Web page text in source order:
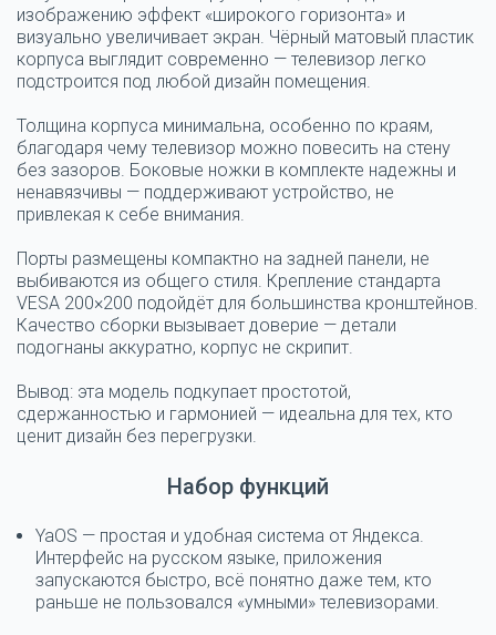
изображению эффект «широкого горизонта» и
визуально увеличивает экран. Чёрный матовый пластик
корпуса выглядит современно — телевизор легко
подстроится под любой дизайн помещения.
Толщина корпуса минимальна, особенно по краям,
благодаря чему телевизор можно повесить на стену
без зазоров. Боковые ножки в комплекте надежны и
ненавязчивы — поддерживают устройство, не
привлекая к себе внимания.
Порты размещены компактно на задней панели, не
выбиваются из общего стиля. Крепление стандарта
VESA 200×200 подойдёт для большинства кронштейнов.
Качество сборки вызывает доверие — детали
подогнаны аккуратно, корпус не скрипит.
Вывод: эта модель подкупает простотой,
сдержанностью и гармонией — идеальна для тех, кто
ценит дизайн без перегрузки.
Набор функций
YaOS — простая и удобная система от Яндекса.
Интерфейс на русском языке, приложения
запускаются быстро, всё понятно даже тем, кто
раньше не пользовался «умными» телевизорами.